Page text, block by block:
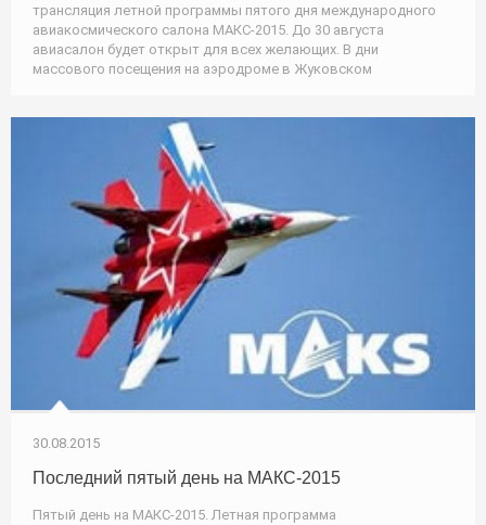
трансляция летной программы пятого дня международного
авиакосмического салона МАКС-2015. До 30 августа
авиасалон будет открыт для всех желающих. В дни
массового посещения на аэродроме в Жуковском
30.08.2015
Последний пятый день на МАКС-2015
Пятый день на МАКС-2015. Летная программа